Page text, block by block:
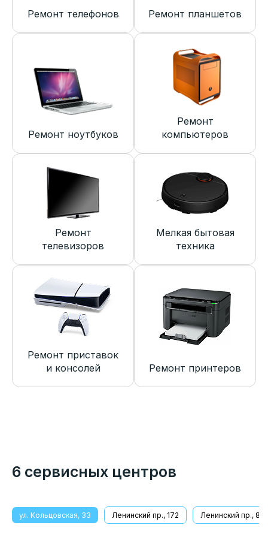
Ремонт телефонов Ремонт планшетов
Ремонт ноутбуков
Ремонт
компьютеров
Ремонт
телевизоров
Мелкая бытовая
техника
Ремонт приставок
и консолей
Ремонт принтеров
6 сервисных центров
ул. Кольцовская, 33 Ленинский пр., 172 Ленинский пр., 8/1